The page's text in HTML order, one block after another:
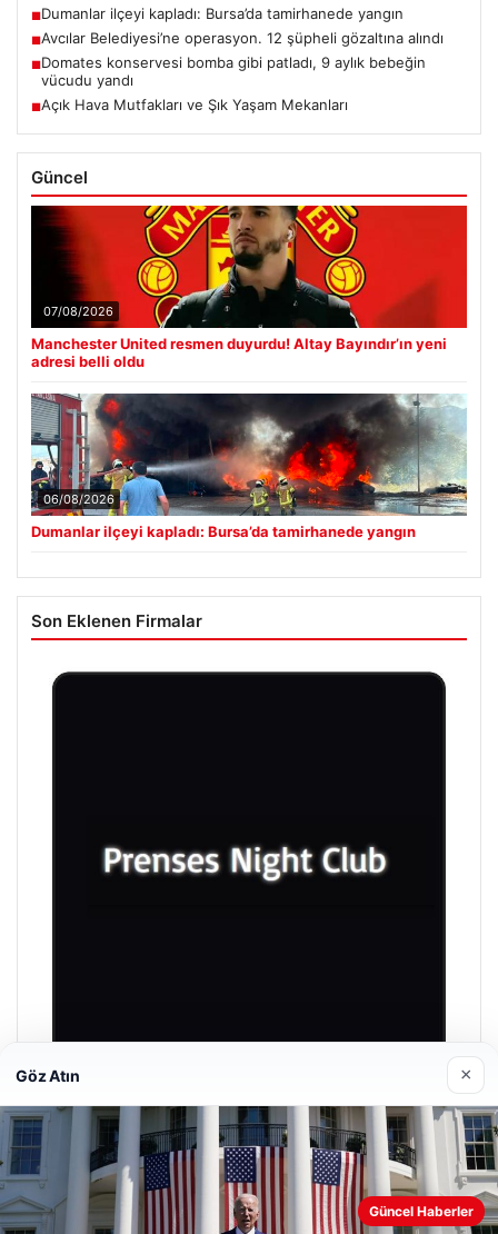
■Dumanlar ilçeyi kapladı: Bursa’da tamirhanede yangın
■Avcılar Belediyesi’ne operasyon. 12 şüpheli gözaltına alındı
■Domates konservesi bomba gibi patladı, 9 aylık bebeğin
vücudu yandı
■Açık Hava Mutfakları ve Şık Yaşam Mekanları
Güncel
07/08/2026
Manchester United resmen duyurdu! Altay Bayındır’ın yeni
adresi belli oldu
06/08/2026
Dumanlar ilçeyi kapladı: Bursa’da tamirhanede yangın
Son Eklenen Firmalar
Prenses Night Club
29/04/2026
Web sitemizi nasıl kullandığınızı daha iyi anlayabilmek,
Göz Atın ×
Güncel Haberler